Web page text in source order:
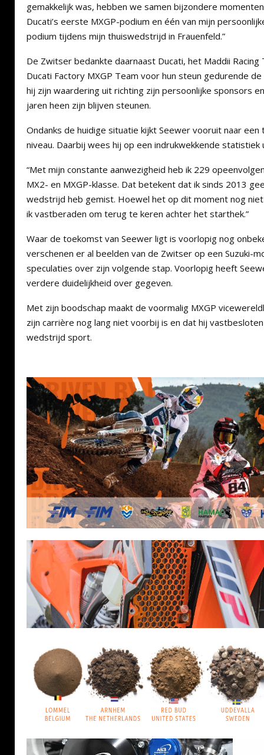
gemakkelijk was, hebben we samen bijzondere
Ducati’s eerste MXGP-podium en één van mijn
podium tijdens mijn thuiswedstrijd in Frauenfeld.”
De Zwitser bedankte daarnaast Ducati, het Maddii Racing
Ducati Factory MXGP Team voor hun steun gedurende
hij zijn waardering uit richting zijn persoonlijke sponsors
jaren heen zijn blijven steunen.
Ondanks de huidige situatie kijkt Seewer vooruit naar
niveau. Daarbij wees hij op een indrukwekkende statistiek
“Met mijn constante aanwezigheid heb ik 229
MX2- en MXGP-klasse. Dat betekent dat ik sinds 2013
wedstrijd heb gemist. Hoewel het op dit moment nog
ik vastberaden om terug te keren achter het starthek.”
Waar de toekomst van Seewer ligt is voorlopig nog
verschenen er al beelden van de Zwitser op een Suzuki-
speculaties over zijn volgende stap. Voorlopig heeft
verdere duidelijkheid over gegeven.
Met zijn boodschap maakt de voormalig MXGP
zijn carrière nog lang niet voorbij is en dat hij
wedstrijd sport.